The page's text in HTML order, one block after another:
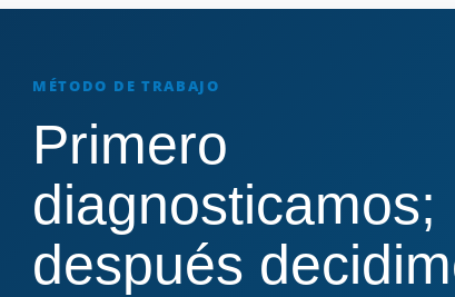
MÉTODO DE TRABAJO
Primero
diagnosticamos;
después